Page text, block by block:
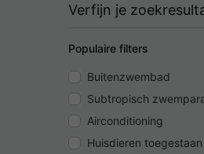
Verfijn je
Populaire filters
Buitenzwembad
Subtropisch
Airconditioning
Huisdieren toegestaan